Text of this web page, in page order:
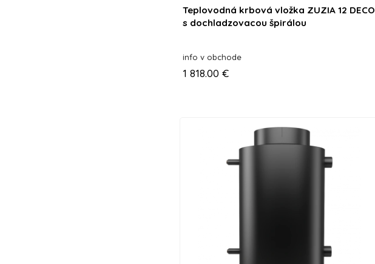
Teplovodná krbová vložka ZUZIA 12 DECO
s dochladzovacou špirálou
info v obchode
1 818.00 €